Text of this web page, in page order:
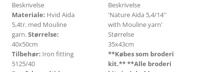
Beskrivelse
Materiale: Hvid Aida
5,4tr. med Mouline
garn.Størrelse:
40x50cm
Tilbehør: Iron fitting
5125/40
Beskrivelse
'Nature Aida 5,4/14''
with Mouline yarn'
Størrelse
35x43cm
**Købes som broderi
kit.****Alle broderi